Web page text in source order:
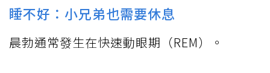
睡不好：小兄弟也需要休息
晨勃通常發生在快速動眼期（REM）。